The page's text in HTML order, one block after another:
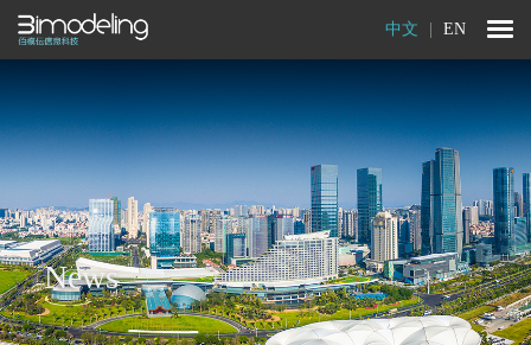
中文 EN
News